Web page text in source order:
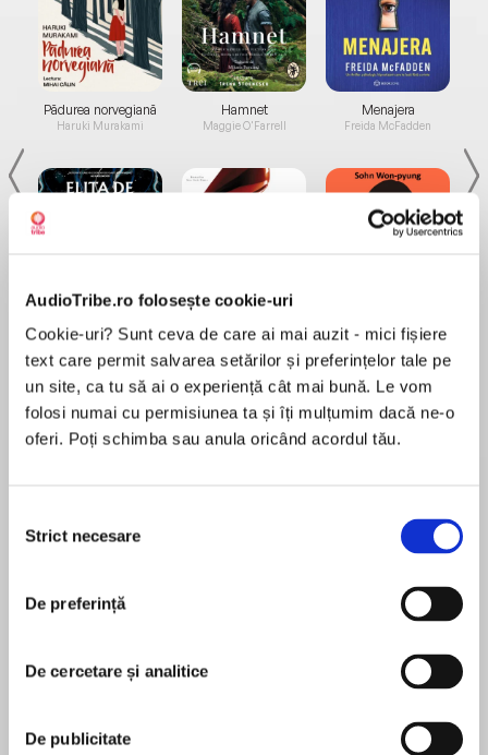
AudioTribe.ro folosește cookie-uri
Cookie-uri? Sunt ceva de care ai mai auzit - mici fișiere
text care permit salvarea setărilor și preferințelor tale pe
un site, ca tu să ai o experiență cât mai bună. Le vom
folosi numai cu permisiunea ta și îți mulțumim dacă ne-o
oferi. Poți schimba sau anula oricând acordul tău.
consimțământului
Strict necesare
De preferință
De cercetare și analitice
De publicitate
Pădurea norvegiană
Haruki Murakami
Elita de Argint (Elita
de...
Dani Francis
Hamnet
Maggie O'Farrell
Diavolul se îmbracă de
Lauren Weisberger
Menajera
Freida McFadden
Sohn Won-pyung
Desprecarte
lideri ai societății noastre, deci gândește din
această perspectivă mai largă, căci poți să-ți
între ce contează și ce nu contează, între corect
și greșit.
profesor sau pur și simplu un om interesat de
noastră serie intitulată „Pregătire pentru viață”!
MAI MULT
pentru această carte